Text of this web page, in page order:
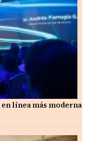
en línea más moderna